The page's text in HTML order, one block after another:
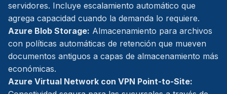
servidores. Incluye escalamiento automático que
agrega capacidad cuando la demanda lo requiere.
Azure Blob Storage: Almacenamiento para archivos
con políticas automáticas de retención que mueven
documentos antiguos a capas de almacenamiento más
económicas.
Azure Virtual Network con VPN Point-to-Site: